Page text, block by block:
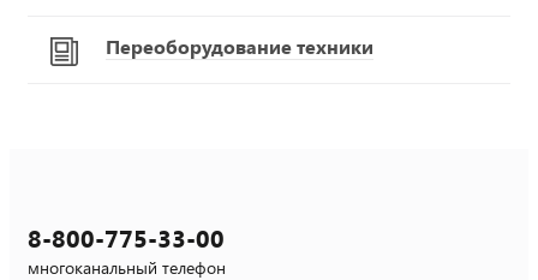
Переоборудование техники
8-800-775-33-00
многоканальный телефон